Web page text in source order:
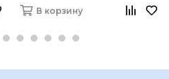
В корзину